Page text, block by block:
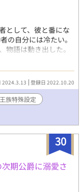
として、彼と番にな
の自分には冷たい。
物語は動き出した。
っかけの日に回帰し
しずつ見えてきて、
をやめた途端、執着
いようにと、可愛く
オメガ 本編では明
しております。 性
ます。 物語お楽し
「第10回BL小説大
れた皆様のお陰で
方、本当にありがと
＆レンタル開始い
お陰でございます。
連載時よりも読み
幸いです。
2024.3.13 登録日 2022.10.20
王族特殊設定
30
期公爵に溺愛さ